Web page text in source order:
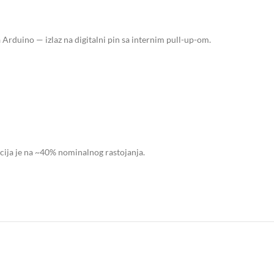
Arduino — izlaz na digitalni pin sa internim pull-up-om.
je na ~40% nominalnog rastojanja.